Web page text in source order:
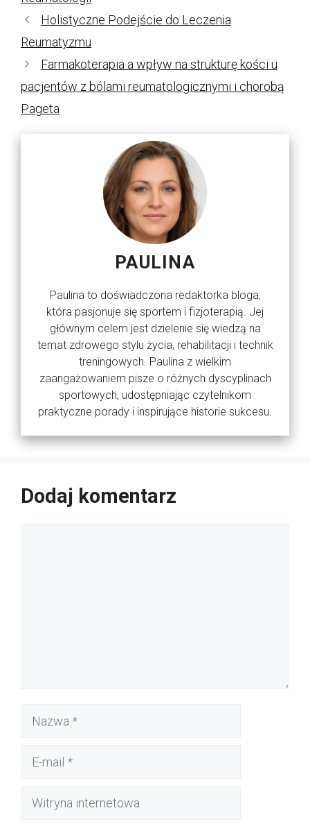
Holistyczne Podejście do Leczenia
Reumatyzmu
Farmakoterapia a wpływ na strukturę kości u
pacjentów z bólami reumatologicznymi i chorobą
Pageta
PAULINA
Paulina to doświadczona redaktorka bloga,
która pasjonuje się sportem i fizjoterapią. Jej
głównym celem jest dzielenie się wiedzą na
temat zdrowego stylu życia, rehabilitacji i technik
treningowych. Paulina z wielkim
zaangażowaniem pisze o różnych dyscyplinach
sportowych, udostępniając czytelnikom
praktyczne porady i inspirujące historie sukcesu.
Dodaj komentarz
Nazwa
Witryna